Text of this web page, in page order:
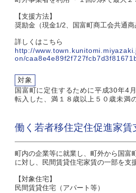
【支援方法】
奨励金（現金1/2、国富町商工会共通商
詳しくはこちら
http://
on/
対象
国富町に定住するために平成30年4
転入した、満１８歳以上５０歳未満
働く若者移住定住促進家賃
町内の企業等に就業し、町外から国富
に対し、民間賃貸住宅家賃の一部を支
【対象住宅】
民間賃貸住宅（アパート等）